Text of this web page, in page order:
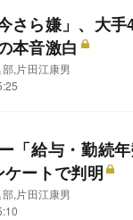
さら嫌」、大
本音激白
,片田江康男
「給与・勤続
ートで判明
,片田江康男